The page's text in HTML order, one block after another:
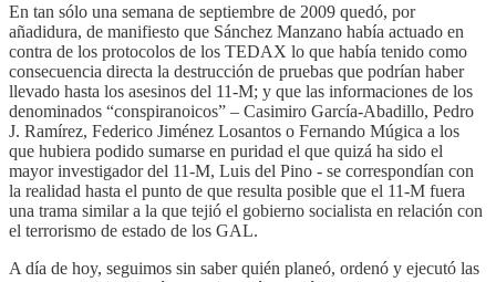
En tan sólo una semana de septiembre de 2009 quedó, por
añadidura, de manifiesto que Sánchez Manzano había actuado en
contra de los protocolos de los TEDAX lo que había tenido como
consecuencia directa la destrucción de pruebas que podrían haber
llevado hasta los asesinos del 11-M; y que las informaciones de los
denominados “conspiranoicos” – Casimiro García-Abadillo, Pedro
J. Ramírez, Federico Jiménez Losantos o Fernando Múgica a los
que hubiera podido sumarse en puridad el que quizá ha sido el
mayor investigador del 11-M, Luis del Pino - se correspondían con
la realidad hasta el punto de que resulta posible que el 11-M fuera
una trama similar a la que tejió el gobierno socialista en relación con
el terrorismo de estado de los GAL.
A día de hoy, seguimos sin saber quién planeó, ordenó y ejecutó las